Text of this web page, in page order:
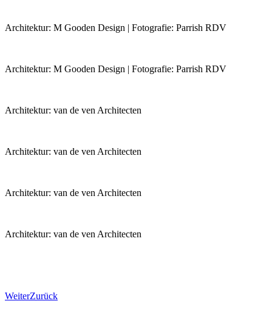
Architektur: M Gooden Design | Fotografie: Parrish RDV
Architektur: M Gooden Design | Fotografie: Parrish RDV
Architektur: van de ven Architecten
Architektur: van de ven Architecten
Architektur: van de ven Architecten
Architektur: van de ven Architecten
WeiterZurück